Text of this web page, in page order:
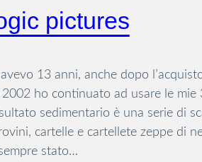
pictures
13 anni, anche dopo
ho continuato ad usare le mie
sedimentario è una serie di
cartelle e cartellete zeppe di
stato…